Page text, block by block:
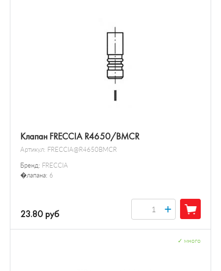
Клапан FRECCIA R4650/BMCR
Артикул: FRECCIA@R4650BMCR
Бренд: FRECCIA
�лапана: 6
23.80 руб +
много